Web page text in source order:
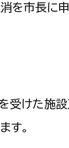
市長に申
受けた施
す。